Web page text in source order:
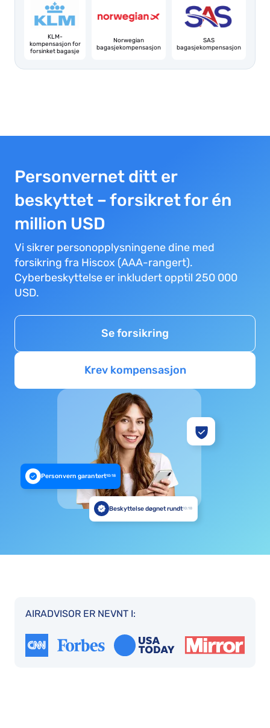
KLM-
kompensasjon for
forsinket bagasje
Norwegian
bagasjekompensasjon
SAS
bagasjekompensasjon
Personvernet ditt er
beskyttet – forsikret for én
million USD
Vi sikrer personopplysningene dine med
forsikring fra Hiscox (AAA-rangert).
Cyberbeskyttelse er inkludert opptil 250 000
USD.
Se forsikring
Krev kompensasjon
Personvern garantert10:18
Beskyttelse døgnet rundt10:18
AIRADVISOR ER NEVNT I: